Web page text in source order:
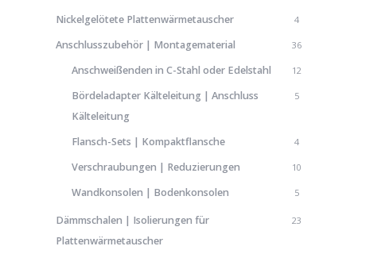
Nickelgelötete Plattenwärmetauscher 4
Anschlusszubehör | Montagematerial 36
Anschweißenden in C-Stahl oder Edelstahl 12
Bördeladapter Kälteleitung | Anschluss
Kälteleitung
5
Flansch-Sets | Kompaktflansche 4
Verschraubungen | Reduzierungen 10
Wandkonsolen | Bodenkonsolen 5
Dämmschalen | Isolierungen für
Plattenwärmetauscher
23